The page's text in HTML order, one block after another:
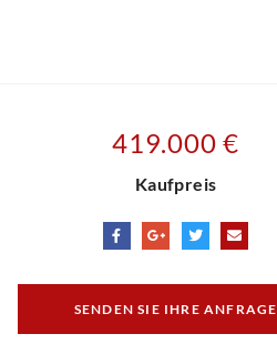
419.000 €
Kaufpreis
SENDEN SIE IHRE ANFRAGE